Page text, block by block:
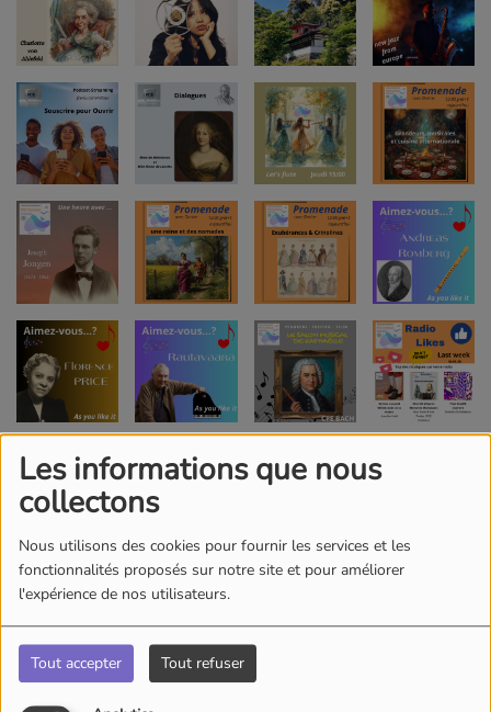
Les informations que nous
collectons
Nous utilisons des cookies pour fournir les services et les
fonctionnalités proposés sur notre site et pour améliorer
l'expérience de nos utilisateurs.
Tout accepter Tout refuser